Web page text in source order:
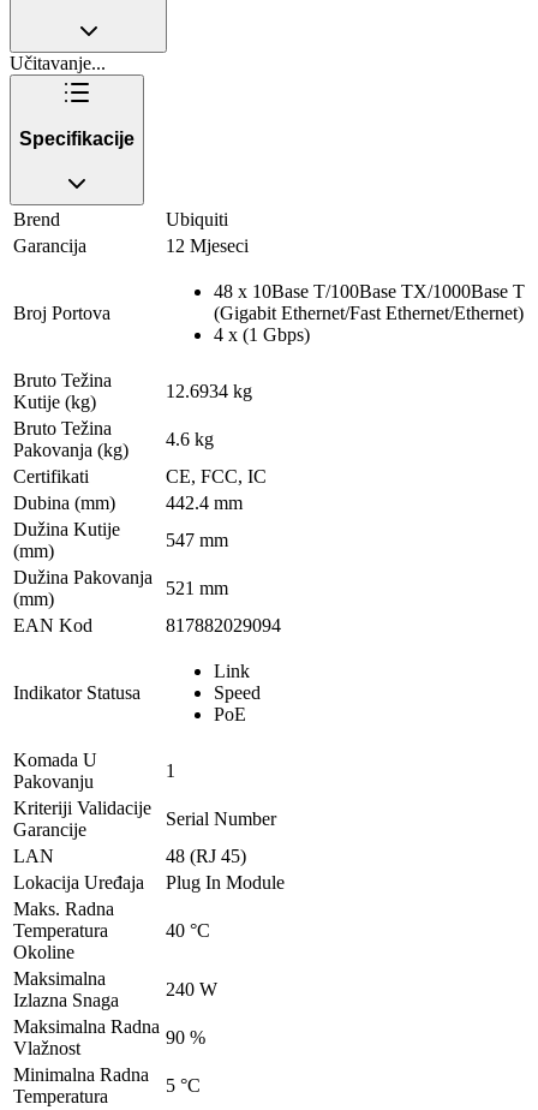
Učitavanje...
Specifikacije
Brend
Ubiquiti
Garancija
12 Mjeseci
Broj Portova
48 x 10Base T/100Base TX/1000Base T
(Gigabit Ethernet/Fast Ethernet/Ethernet)
4 x (1 Gbps)
Bruto Težina
Kutije (kg)
12.6934 kg
Bruto Težina
Pakovanja (kg)
4.6 kg
Certifikati
CE, FCC, IC
Dubina (mm)
442.4 mm
Dužina Kutije
(mm)
547 mm
Dužina Pakovanja
(mm)
521 mm
EAN Kod
817882029094
Indikator Statusa
Link
Speed
PoE
Komada U
Pakovanju
1
Kriteriji Validacije
Garancije
Serial Number
LAN
48 (RJ 45)
Lokacija Uređaja
Plug In Module
Maks. Radna
Temperatura
Okoline
40 °C
Maksimalna
Izlazna Snaga
240 W
Maksimalna Radna
Vlažnost
90 %
Minimalna Radna
Temperatura
5 °C